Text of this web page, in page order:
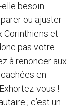
besoin
ou ajuster
Corinthiens et
pas votre
à renoncer aux
en
vous !
; c’est un